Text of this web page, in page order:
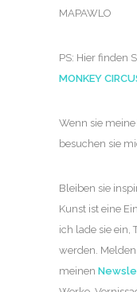
MAPAWLO
PS: Hier finden
MONKEY
Wenn sie
besuchen sie
Bleiben sie
Kunst ist eine
ich lade sie ein,
werden.
meinen